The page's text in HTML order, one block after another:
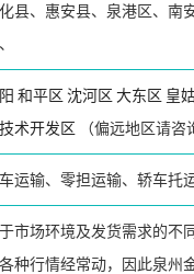
县、惠安县、泉港区、南
和平区 沈河区 大东区 皇
术开发区 （偏远地区请咨
运输、零担运输、轿车托
市场环境及发货需求的不
种行情经常动，因此泉州